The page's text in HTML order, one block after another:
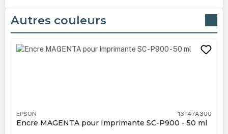
Autres couleurs
Ignorer la galerie de produits
EPSON 13T47A300
Encre MAGENTA pour Imprimante SC-P900 - 50 ml